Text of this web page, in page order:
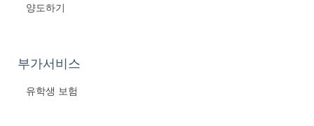
양도하기
부가서비스
유학생 보험